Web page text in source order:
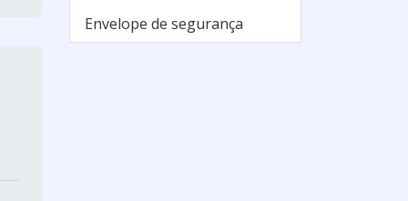
Envelope de segurança